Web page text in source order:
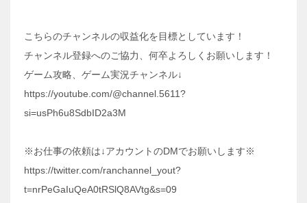
こちらのチャンネルの収益化を目標としています！
チャンネル登録へのご協力、何卒よろしくお願いします！
ゲーム攻略、ゲーム実況チャンネル↓
https://youtube.com/@channel.5611?
si=usPh6u8SdbID2a3M
※お仕事の依頼は↓アカウントのDMでお願いします※
https://twitter.com/ranchannel_yout?
t=nrPeGaIuQeA0tRSlQ8AVtg&s=09